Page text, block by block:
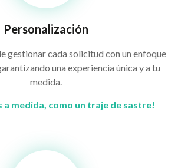
Personalización
gestionar cada solicitud con un enfoque
una experiencia única y a tu
medida.
a medida, como un traje de sastre!